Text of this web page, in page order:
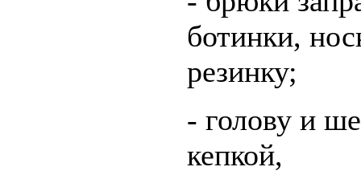
ботинки,
резинку;
- голову и
кепкой,